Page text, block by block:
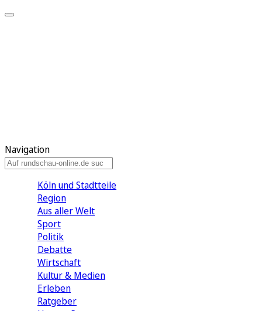
Navigation
Köln und Stadtteile
Region
Aus aller Welt
Sport
Politik
Debatte
Wirtschaft
Kultur & Medien
Erleben
Ratgeber